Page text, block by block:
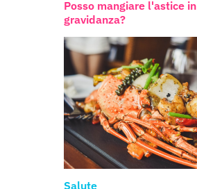
Posso mangiare l'astice in
gravidanza?
Salute